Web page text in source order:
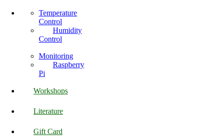
Temperature
Control
Humidity
Control
Monitoring
Raspberry
Pi
Workshops
Literature
Gift Card